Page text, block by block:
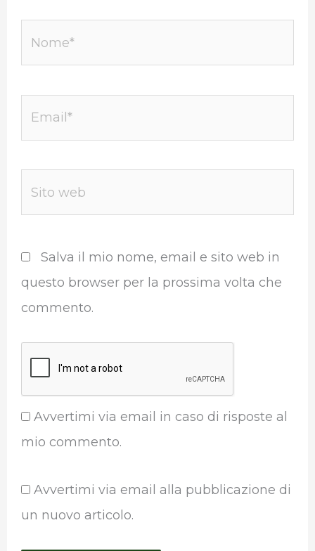
Salva il mio nome, email e sito web in
questo browser per la prossima volta che
commento.
Avvertimi via email in caso di risposte al
mio commento.
Avvertimi via email alla pubblicazione di
un nuovo articolo.